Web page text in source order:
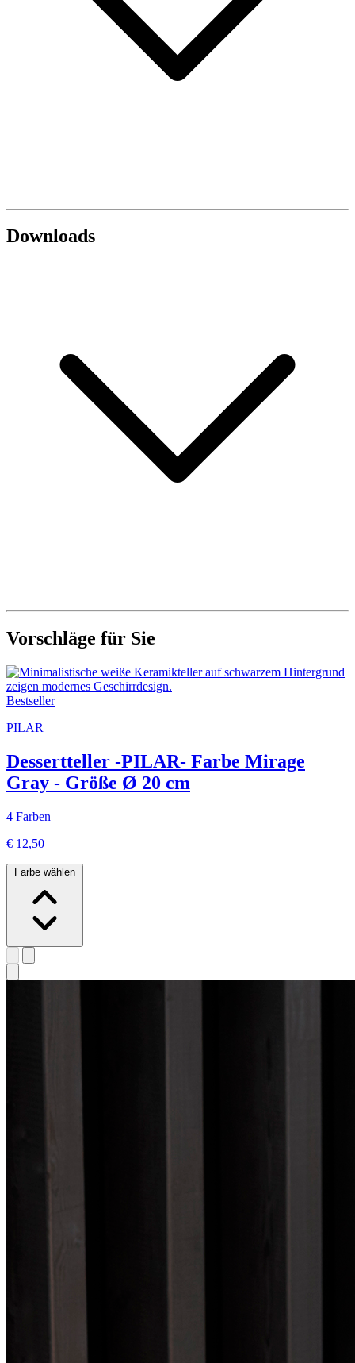
Downloads
Vorschläge für Sie
Bestseller
PILAR
Dessertteller -PILAR- Farbe Mirage
Gray - Größe Ø 20 cm
4 Farben
€ 12,50
Farbe wählen